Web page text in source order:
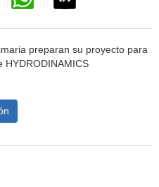
preparan su proyecto para
HYDRODINAMICS